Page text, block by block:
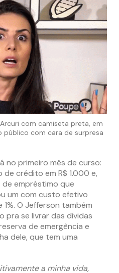
Arcuri com camiseta preta, em
público com cara de surpresa
no primeiro mês de curso:
crédito em R$ 1.000 e,
empréstimo que
um com custo efetivo
O Jefferson também
pra se livrar das dívidas
de emergência e
dele, que tem uma
a minha vida,